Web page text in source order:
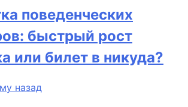
поведенческих
быстрый рост
или билет в никуда?
назад